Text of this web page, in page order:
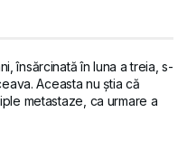
însărcinată în luna a treia, s-
Aceasta nu știa că
metastaze, ca urmare a